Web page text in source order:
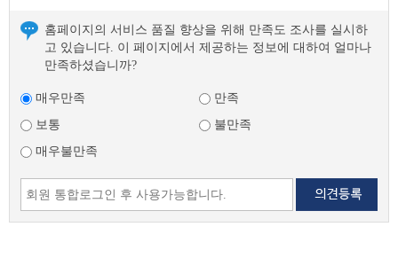
홈페이지의 서비스 품질 향상을 위해 만족도 조사를 실시하
고 있습니다. 이 페이지에서 제공하는 정보에 대하여 얼마나
만족하셨습니까?
매우만족
만족
보통
불만족
매우불만족